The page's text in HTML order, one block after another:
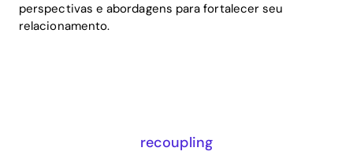
perspectivas e abordagens para fortalecer seu
relacionamento.
recoupling